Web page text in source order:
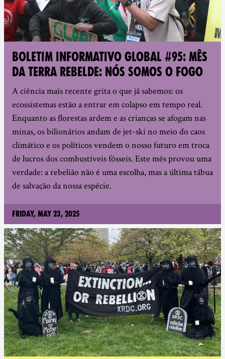
BOLETIM INFORMATIVO GLOBAL #95: MÊS
DA TERRA REBELDE: NÓS SOMOS O FOGO
A ciência mais recente grita o que já sabemos: os
ecossistemas estão a entrar em colapso em tempo real.
Enquanto as florestas ardem e as crianças se afogam nas
minas, os bilionários andam de jet-ski no meio do caos
climático e os políticos vendem o nosso futuro em troca
de lucros dos combustíveis fósseis. Este mês provou uma
verdade: a rebelião não é uma escolha, mas a última tábua
de salvação da nossa espécie.
Friday, May 23, 2025